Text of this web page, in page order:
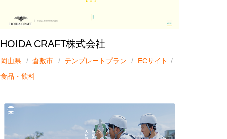
HOIDA CRAFT株式会社
岡山県 倉敷市 テンプレートプラン
ECサイト
食品・飲料